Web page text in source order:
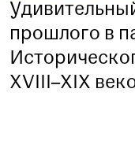
прошлого в
XVIII–XIX